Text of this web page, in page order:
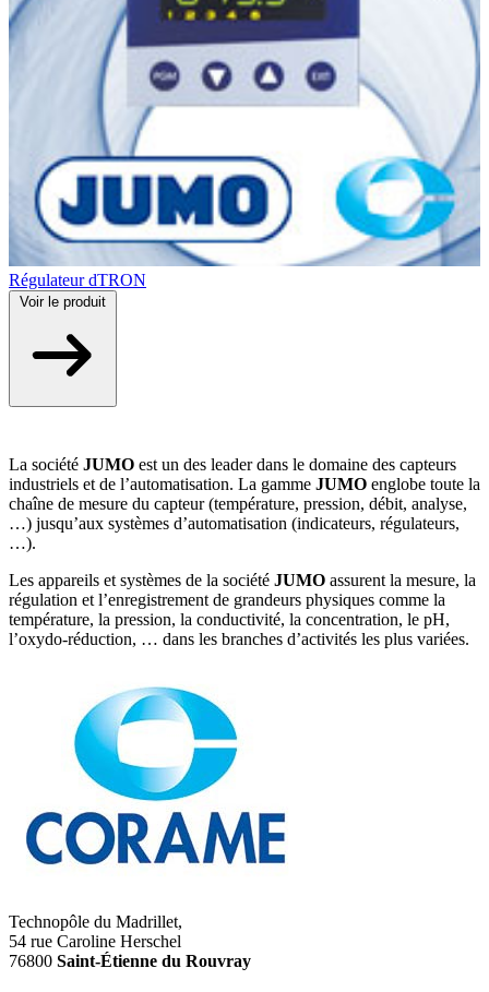
Régulateur dTRON
Voir le produit
La société JUMO est un des leader dans le domaine des capteurs
industriels et de l’automatisation. La gamme JUMO englobe toute la
chaîne de mesure du capteur (température, pression, débit, analyse,
…) jusqu’aux systèmes d’automatisation (indicateurs, régulateurs,
…).
Les appareils et systèmes de la société JUMO assurent la mesure, la
régulation et l’enregistrement de grandeurs physiques comme la
température, la pression, la conductivité, la concentration, le pH,
l’oxydo-réduction, … dans les branches d’activités les plus variées.
Technopôle du Madrillet,
54 rue Caroline Herschel
76800 Saint-Étienne du Rouvray